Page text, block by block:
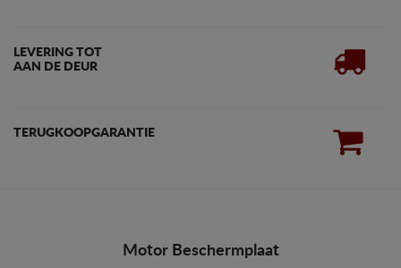
LEVERING TOT
AAN DE DEUR
TERUGKOOPGARANTIE
Motor Beschermplaat